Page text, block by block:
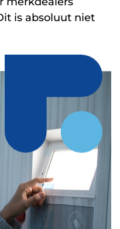
is absoluut niet